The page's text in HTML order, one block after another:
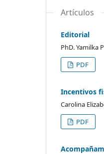
Artículos
Editorial
PhD. Yamilka
PDF
Incentivos
Carolina
PDF